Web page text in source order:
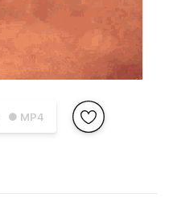
● MP4